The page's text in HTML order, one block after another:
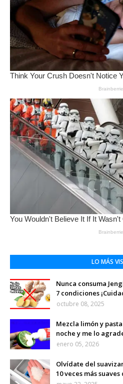
LO MÁS
Nunca consuma
7 condiciones
octubre 08, 2025
Mezcla limón y
noche y me lo
enero 05, 2026
Olvídate del
10 veces más